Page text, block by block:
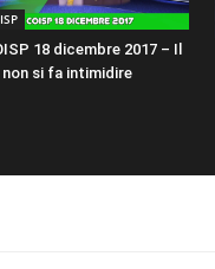
18 dicembre 2017 – Il
non si fa intimidire